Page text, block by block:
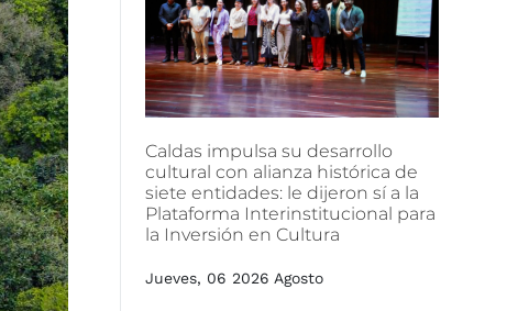
Caldas impulsa su desarrollo
cultural con alianza histórica de
siete entidades: le dijeron sí a la
Plataforma Interinstitucional para
la Inversión en Cultura
Jueves, 06 2026 Agosto